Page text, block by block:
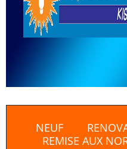
NEUF
REMISE AUX